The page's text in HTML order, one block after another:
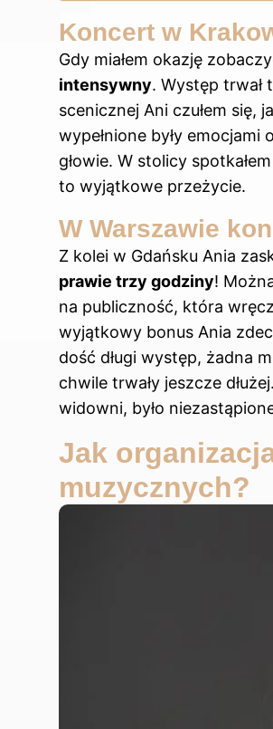
Koncert w
Gdy miałem okazję
intensywny. Występ trwał
scenicznej Ani czułem się,
wypełnione były emocjami
głowie. W stolicy
to wyjątkowe przeżycie.
W Warszawie
Z kolei w Gdańsku Ania
prawie trzy godziny!
na publiczność, która
wyjątkowy bonus Ania
dość długi występ, żadna
chwile trwały jeszcze
widowni, było
Jak
muzycznych?